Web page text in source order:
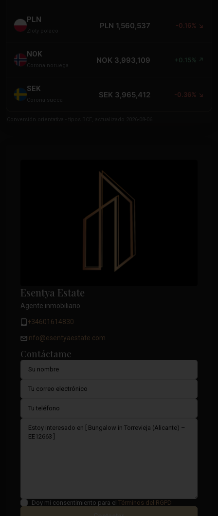
PLN
Zloty polaco
PLN 1,560,537 -0.16% ↘
NOK
Corona noruega
NOK 3,993,109 +0.15% ↗
SEK
Corona sueca
SEK 3,965,412 -0.36% ↘
Esentya Estate
Agente inmobiliario
+34601614830
info@esentyaestate.com
Contáctame
Doy mi consentimiento para el Términos del RGPD